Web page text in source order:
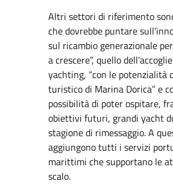
Altri settori di riferimento
che dovrebbe puntare
sul ricambio generazionale
a crescere”, quello
yachting, “con le potenzialità
turistico di Marina Dorica” e
possibilità di poter ospitare,
obiettivi futuri, grandi yacht
stagione di rimessaggio. A
aggiungono tutti i servizi
marittimi che supportano le
scalo.